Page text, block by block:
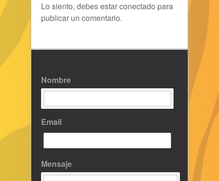
Lo siento, debes estarconectado para
publicar un comentario.
Nombre
Email
Mensaje